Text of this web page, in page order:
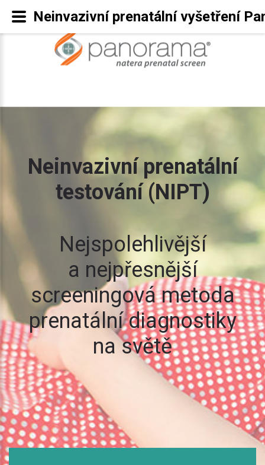
Neinvazivní prenatální
testování (NIPT)
Nejspolehlivější
a nejpřesnější
screeningová metoda
prenatální diagnostiky
na světě
Neinvazivní prenatální vyšetření